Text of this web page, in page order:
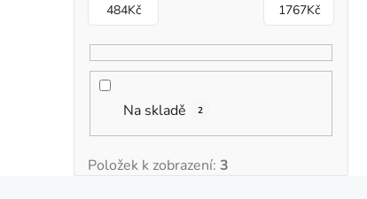
484Kč 1767Kč
Na skladě 2
Položek k zobrazení: 3